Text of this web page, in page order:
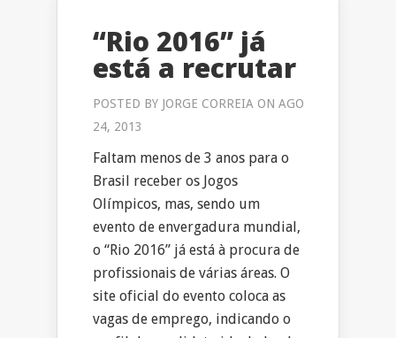
“Rio 2016” já
está a recrutar
POSTED BY JORGE CORREIA ON AGO
24, 2013
Faltam menos de 3 anos para o
Brasil receber os Jogos
Olímpicos, mas, sendo um
evento de envergadura mundial,
o “Rio 2016” já está à procura de
profissionais de várias áreas. O
site oficial do evento coloca as
vagas de emprego, indicando o